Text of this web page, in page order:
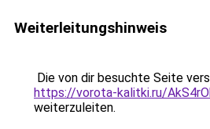
Weiterleitungshinweis
Die von dir besuchte Seite
https://vorota-kalitki.ru/
weiterzuleiten.